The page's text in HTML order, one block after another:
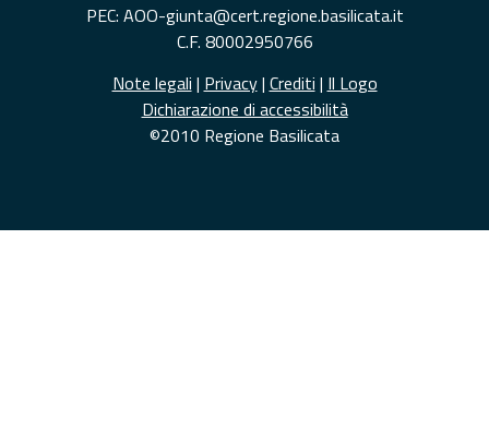
PEC: AOO-giunta@cert.regione.basilicata.it
C.F. 80002950766
Note legali | Privacy| Crediti | Il Logo
Dichiarazione di accessibilità
©2010 Regione Basilicata